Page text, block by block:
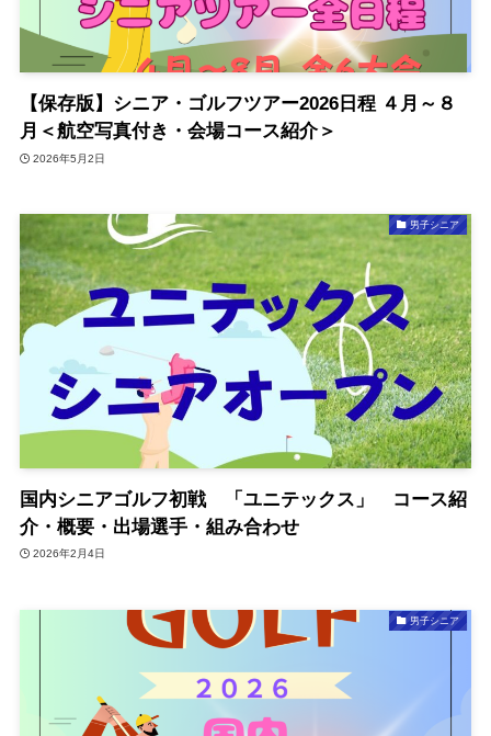
【保存版】シニア・ゴルフツアー2026日程 ４月～８
月＜航空写真付き・会場コース紹介＞
2026年5月2日
男子シニア
国内シニアゴルフ初戦 「ユニテックス」 コース紹
介・概要・出場選手・組み合わせ
2026年2月4日
男子シニア